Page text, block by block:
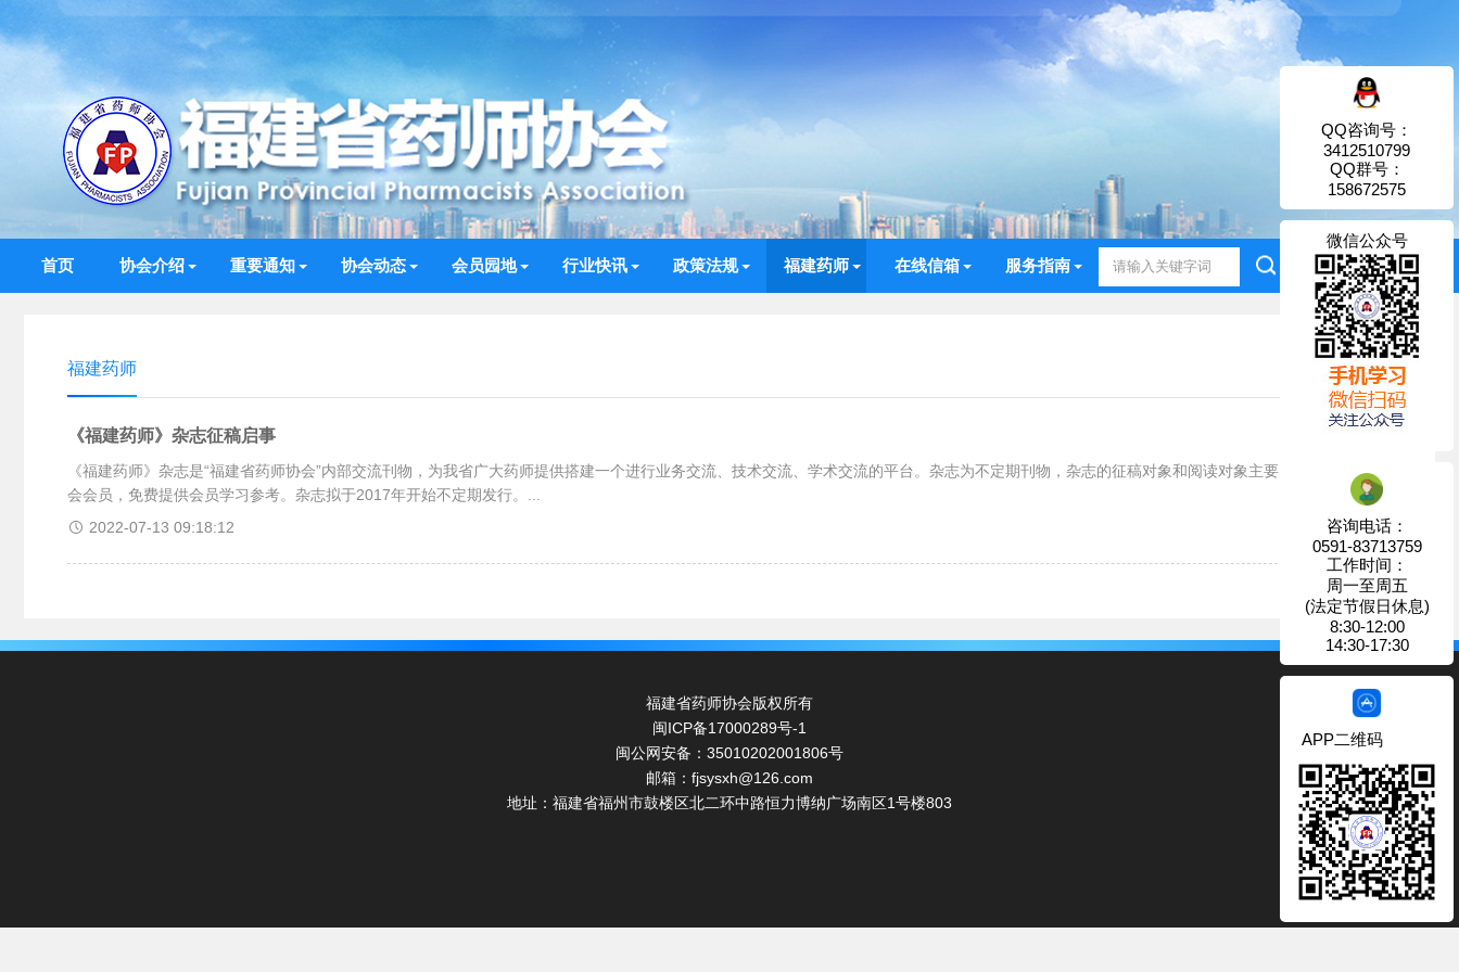
首页 协会介绍 重要通知 协会动态 会员园地 行业快讯 政策法规 福建药师 在线信箱 服务指南
福建药师
《福建药师》杂志征稿启事
《福建药师》杂志是“福建省药师协会”内部交流刊物，为我省广大药师提供搭建一个进行业务交流、技术交流、学术交流的平台。杂志为不定期刊物，杂志的征稿对象和阅读对象主要为福建省药师协
会会员，免费提供会员学习参考。杂志拟于2017年开始不定期发行。...
2022-07-13 09:18:12
福建省药师协会版权所有
闽ICP备17000289号-1
闽公网安备：35010202001806号
邮箱：fjsysxh@126.com
地址：福建省福州市鼓楼区北二环中路恒力博纳广场南区1号楼803
QQ咨询号：
3412510799
QQ群号：
158672575
微信公众号
咨询电话：
0591-83713759
工作时间：
周一至周五
(法定节假日休息)
8:30-12:00
14:30-17:30
APP二维码